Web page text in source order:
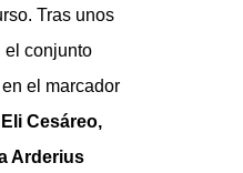
Tras unos
el conjunto
el marcador
Eli Cesáreo,
Arderius